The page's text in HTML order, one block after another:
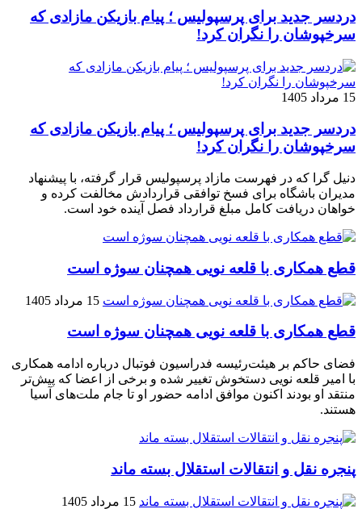
دردسر جدید برای پرسپولیس ؛ پیام بازیکن مازادی که
سرخپوشان را نگران کرد!
15 مرداد 1405
دردسر جدید برای پرسپولیس ؛ پیام بازیکن مازادی که
سرخپوشان را نگران کرد!
دنیل گرا که در فهرست مازاد پرسپولیس قرار گرفته، با پیشنهاد
مدیران باشگاه برای فسخ توافقی قراردادش مخالفت کرده و
خواهان دریافت کامل مبلغ قرارداد فصل آینده خود است.
قطع همکاری با قلعه نویی همچنان سوژه است
15 مرداد 1405
قطع همکاری با قلعه نویی همچنان سوژه است
فضای حاکم بر هیئت‌رئیسه فدراسیون فوتبال درباره ادامه همکاری
با امیر قلعه‌ نویی دستخوش تغییر شده و برخی از اعضا که پیش‌تر
منتقد او بودند اکنون موافق ادامه حضور او تا جام ملت‌های آسیا
هستند.
پنجره‌ نقل و انتقالات استقلال بسته ماند
15 مرداد 1405